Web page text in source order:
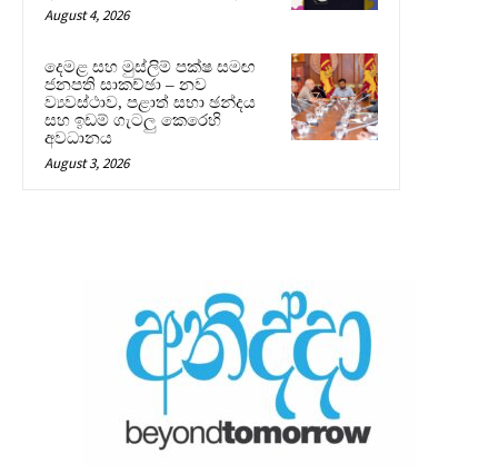
August 4, 2026
දෙමළ සහ මුස්ලිම් පක්ෂ සමඟ
ජනපති සාකච්ඡා – නව
ව්‍යවස්ථාව, පළාත් සභා ඡන්දය
සහ ඉඩම් ගැටලු කෙරෙහි
අවධානය
August 3, 2026